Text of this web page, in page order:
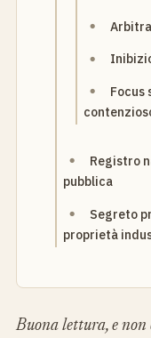
Registro
pubblica
Segreto
proprietà
Buona lettura, e